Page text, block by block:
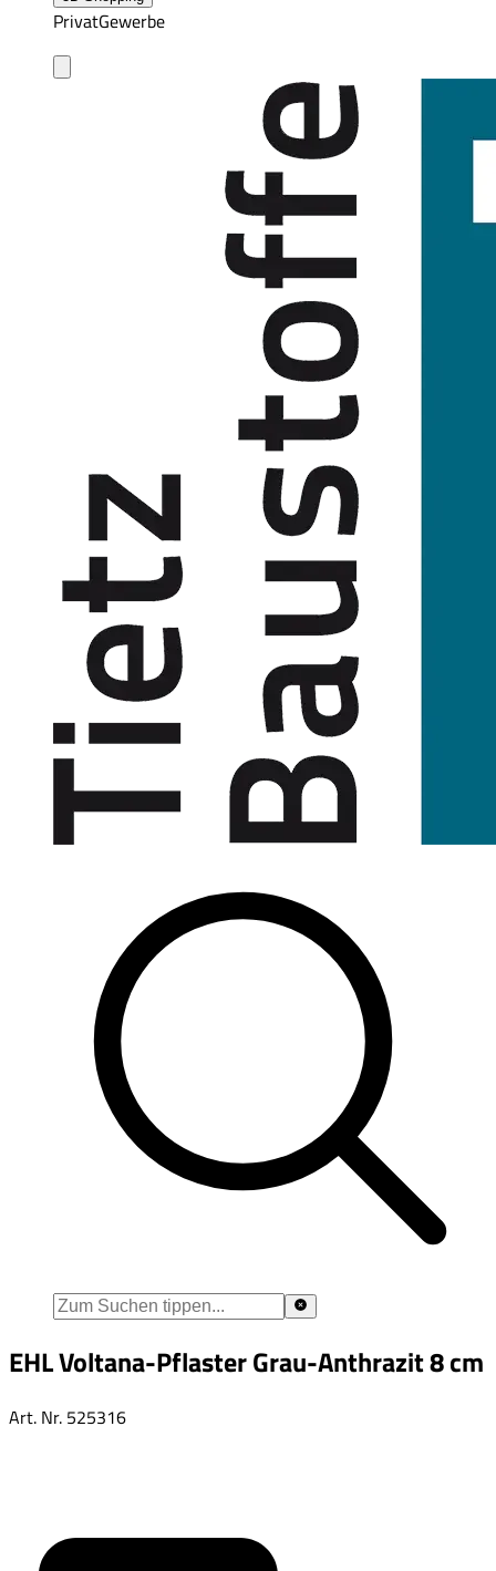
PrivatGewerbe
EHL Voltana-Pflaster Grau-Anthrazit 8 cm
Art. Nr. 525316